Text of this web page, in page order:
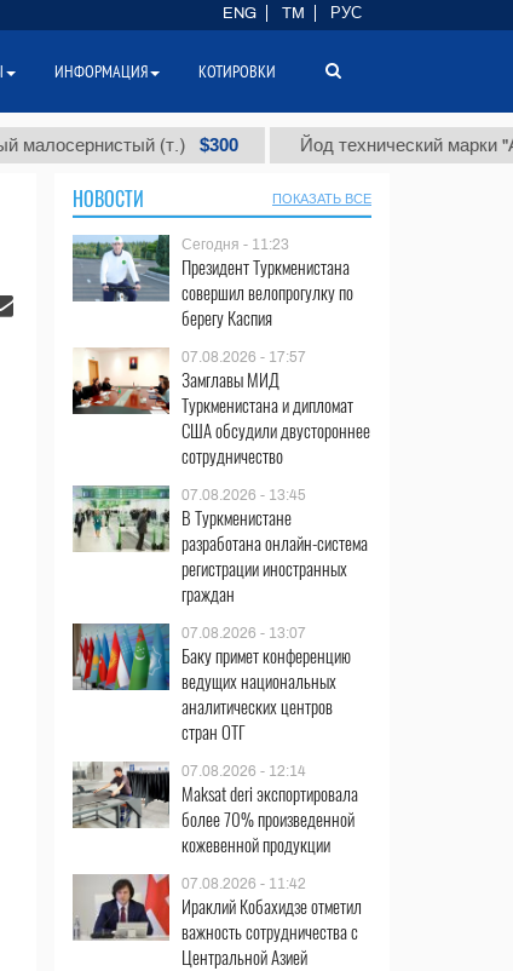
(т.) $300 Йод технический марки "А" (т.)
НОВОСТИ ПОКАЗАТЬ ВСЕ
Сегодня - 11:23
Президент Туркменистана
совершил велопрогулку по
берегу Каспия
07.08.2026 - 17:57
Замглавы МИД
Туркменистана и дипломат
США обсудили двустороннее
сотрудничество
07.08.2026 - 13:45
В Туркменистане
разработана онлайн-система
регистрации иностранных
граждан
07.08.2026 - 13:07
Баку примет конференцию
ведущих национальных
аналитических центров
стран ОТГ
07.08.2026 - 12:14
Maksat deri экспортировала
более 70% произведенной
кожевенной продукции
07.08.2026 - 11:42
Ираклий Кобахидзе отметил
важность сотрудничества с
Центральной Азией
ENG TM РУС
ИНФОРМАЦИЯ КОТИРОВКИ